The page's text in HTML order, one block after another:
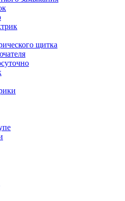
щитка